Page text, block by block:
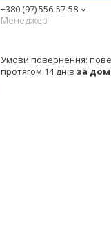
+380 (97) 556-57-58
Менеджер
протягом 14 днів за